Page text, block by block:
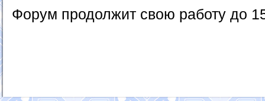
Форум продолжит свою работу до